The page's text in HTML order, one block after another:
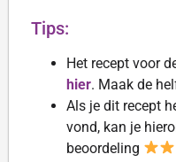
Tips:
Het recept voor
hier. Maak de
Als je dit recept
vond, kan je
beoordeling